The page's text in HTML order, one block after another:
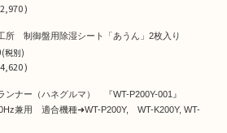
)
所 制御盤用除湿シート「あうん」2枚入り
(税別)
)
ンナー（ハネグルマ） 『WT-P200Y-001』
兼用 適合機種➜WT-P200Y, WT-K200Y, WT-